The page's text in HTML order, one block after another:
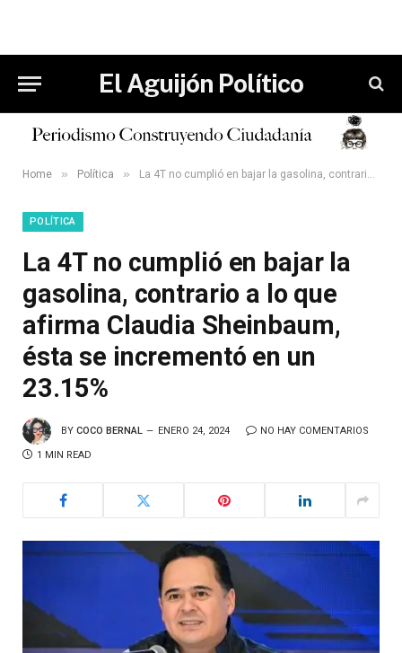
El Aguijón Político
Home » Política » La 4T no cumplió en bajar la gasolina, contrario a lo que afirma Claudia Sheinbaum, ésta se incrementó en un 23.15%
POLÍTICA
La 4T no cumplió en bajar la
gasolina, contrario a lo que
afirma Claudia Sheinbaum,
ésta se incrementó en un
23.15%
BY COCO BERNAL ENERO 24, 2024 NO HAY COMENTARIOS
1 MIN READ